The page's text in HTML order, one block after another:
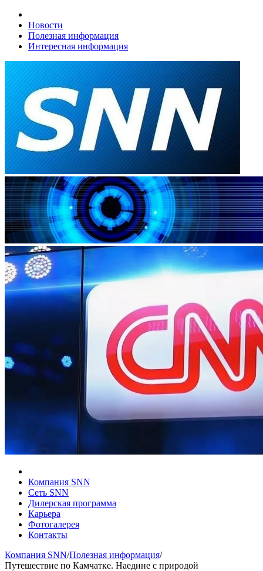
Новости
Полезная информация
Интересная информация
Компания SNN
Сеть SNN
Дилерская программа
Карьера
Фотогалерея
Контакты
Компания SNN/Полезная информация/
Путешествие по Камчатке. Наедине с природой